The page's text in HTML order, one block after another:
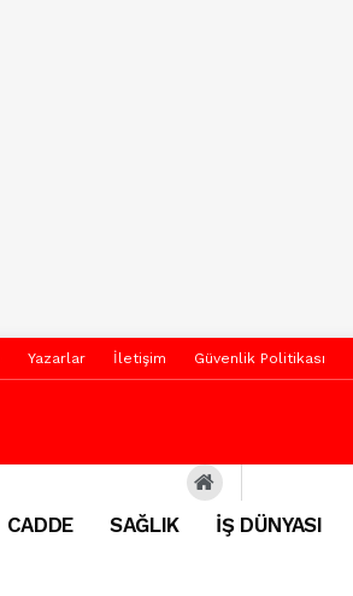
Yazarlar İletişim Güvenlik Politikası
CADDE SAĞLIK İŞ DÜNYASI